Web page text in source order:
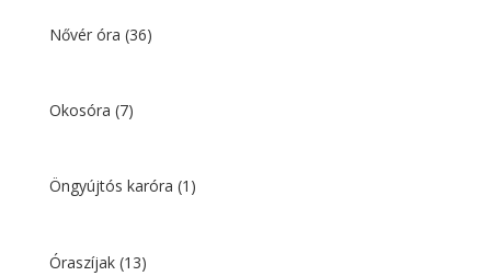
Nővér óra (36)
Okosóra (7)
Öngyújtós karóra (1)
Óraszíjak (13)